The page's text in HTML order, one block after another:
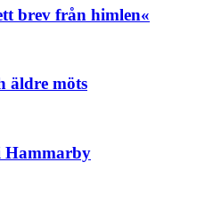
brev från himlen«
äldre möts
Hammarby